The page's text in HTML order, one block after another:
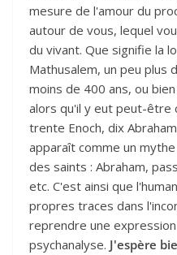
mesure de l'amour du
autour de vous, lequel
du vivant. Que signifie la
Mathusalem, un peu plus
moins de 400 ans, ou
alors qu'il y eut peut-être
trente Enoch, dix
apparaît comme un
des saints : Abraham,
etc. C'est ainsi que
propres traces dans
reprendre une
psychanalyse. J'espère